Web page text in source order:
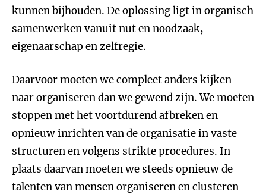
kunnen bijhouden. De oplossing ligt in organisch
samenwerken vanuit nut en noodzaak,
eigenaarschap en zelfregie.
Daarvoor moeten we compleet anders kijken
naar organiseren dan we gewend zijn. We moeten
stoppen met het voortdurend afbreken en
opnieuw inrichten van de organisatie in vaste
structuren en volgens strikte procedures. In
plaats daarvan moeten we steeds opnieuw de
talenten van mensen organiseren en clusteren